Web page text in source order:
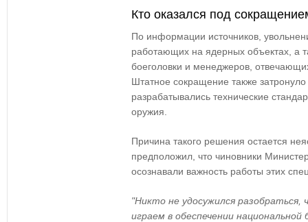
Кто оказался под
По информации источников,
работающих на ядерных объектах , а
боеголовки и менеджеров,
Штатное сокращение также
разрабатывались технические
оружия
Причина такого решения остается
предположил, что чиновники
осознавали важность работы этих
"Никто не удосужился
играем в обеспечении национальной